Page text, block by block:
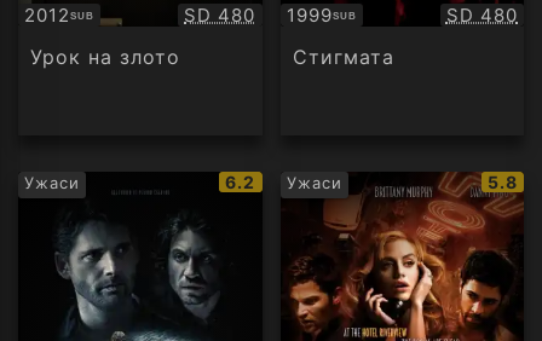
2012SUB
Субтитри Качество:
SD 480
Урок на злото
1999SUB
Субтитри SD 480
Стигмата
Ужаси
IMDb
рейтинг:
6.2 Ужаси
IMDb
5.8